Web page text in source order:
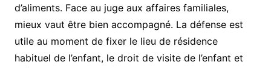
d’aliments. Face au juge aux affaires familiales,
mieux vaut être bien accompagné. La défense est
utile au moment de fixer le lieu de résidence
habituel de l’enfant, le droit de visite de l’enfant et